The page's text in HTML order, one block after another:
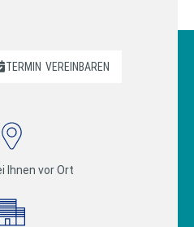
TERMIN VEREINBAREN
Ihnen vor Ort